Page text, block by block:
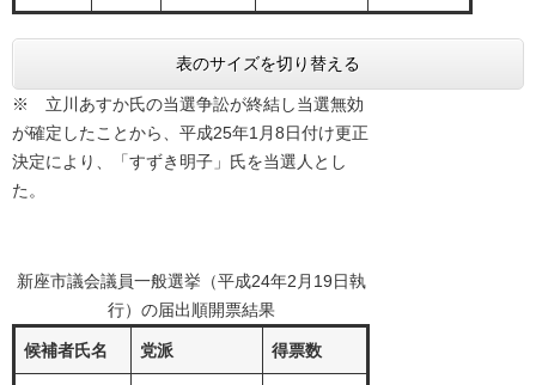
表のサイズを切り替える
※ 立川あすか氏の当選争訟が終結し当選無効
が確定したことから、平成25年1月8日付け更正
決定により、「すずき明子」氏を当選人とし
た。
新座市議会議員一般選挙（平成24年2月19日執
行）の届出順開票結果
候補者氏名 党派 得票数